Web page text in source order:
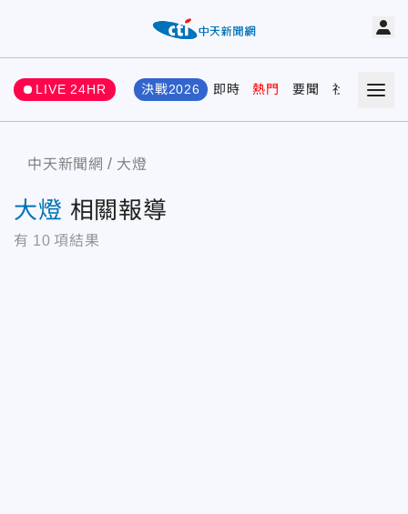
LIVE 24HR 決戰2026 即時 熱門 要聞 社會 娛樂
中天新聞網 大燈
大燈 相關報導
有 10 項結果